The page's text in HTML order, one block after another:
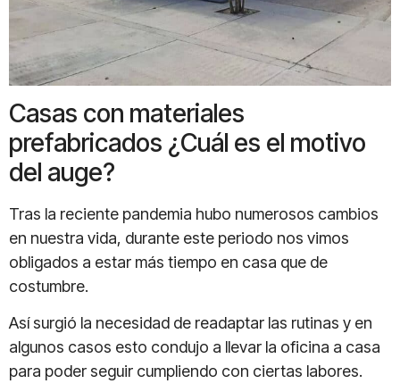
Casas con materiales
prefabricados ¿Cuál es el motivo
del auge?
Tras la reciente pandemia hubo numerosos cambios
en nuestra vida, durante este periodo nos vimos
obligados a estar más tiempo en casa que de
costumbre.
Así surgió la necesidad de readaptar las rutinas y en
algunos casos esto condujo a llevar la oficina a casa
para poder seguir cumpliendo con ciertas labores.